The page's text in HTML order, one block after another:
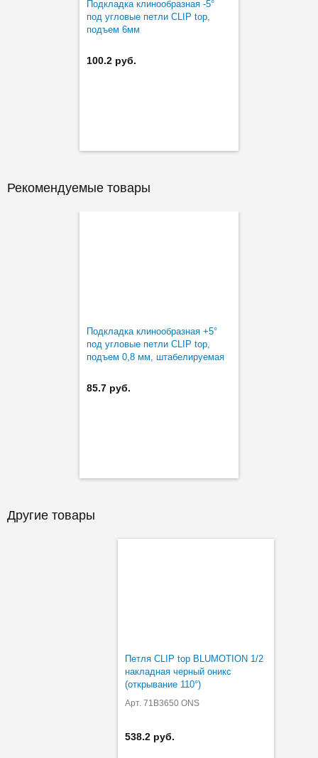
Подкладка клинообразная -5°
под угловые петли CLIP top,
подъем 6мм
100.2 руб.
Рекомендуемые товары
Подкладка клинообразная +5°
под угловые петли CLIP top,
подъем 0,8 мм, штабелируемая
85.7 руб.
Другие товары
Петля CLIP top BLUMOTION 1/2
накладная черный оникс
(открывание 110°)
Арт. 71B3650 ONS
538.2 руб.